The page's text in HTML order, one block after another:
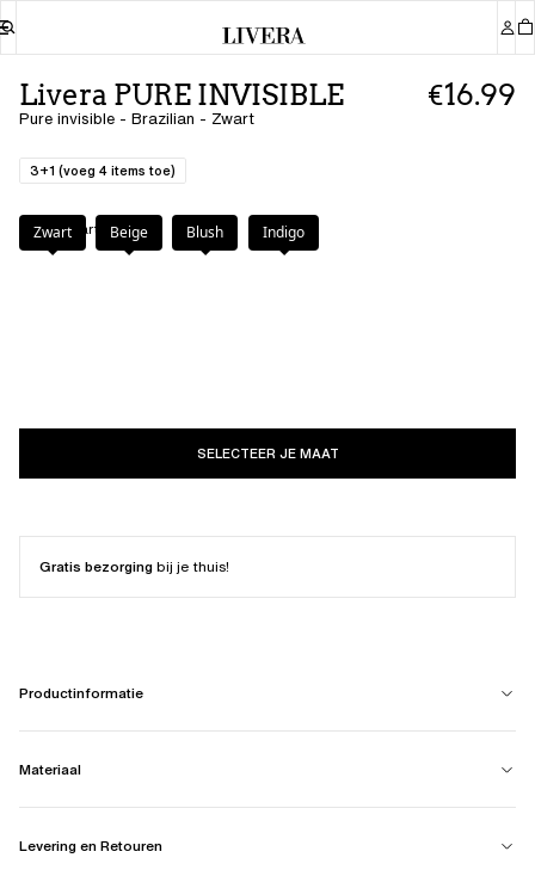
Livera PURE INVISIBLE
Pure invisible - Brazilian - Zwart
€16.99
3+1 (voeg 4 items toe)
Kleur: Zwart
Zwart Beige Blush Indigo
SELECTEER JE MAAT
Gratis bezorgingbij je thuis!
Productinformatie
Materiaal
Levering en Retouren